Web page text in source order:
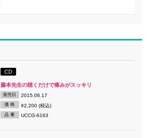
CD
藤本先生の聴くだけで痛みがスッキリ
発売日 2015.06.17
価 格 ¥2,200 (税込)
品 番 UCCG-6163